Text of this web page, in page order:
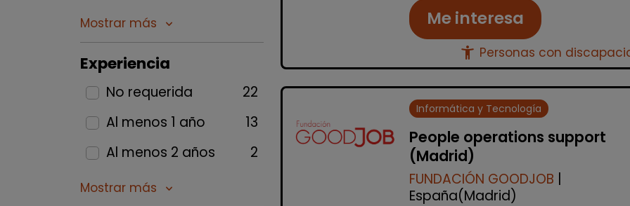
Mostrar más keyboard_arrow_down
Experiencia
No requerida
22
Al menos 1 año
13
Al menos 2 años
2
Mostrar más keyboard_arrow_down
Me interesa
accessibility_new Personas con
Informática y Tecnología
People operations support
(Madrid)
FUNDACIÓN GOODJOB |
España(Madrid)